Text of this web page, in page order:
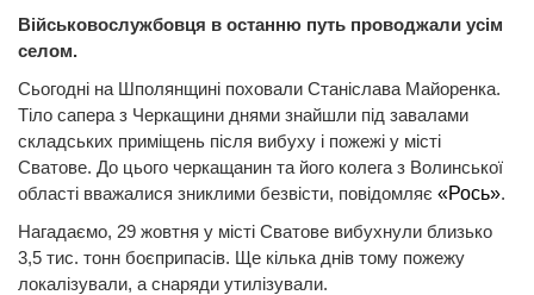
Військовослужбовця в останню путь проводжали усім
селом.
Сьогодні на Шполянщині поховали Станіслава Майоренка.
Тіло сапера з Черкащини днями знайшли під завалами
складських приміщень після вибуху і пожежі у місті
Сватове. До цього черкащанин та його колега з Волинської
області вважалися зниклими безвісти, повідомляє «Рось».
Нагадаємо, 29 жовтня у місті Сватове вибухнули близько
3,5 тис. тонн боєприпасів. Ще кілька днів тому пожежу
локалізували, а снаряди утилізували.